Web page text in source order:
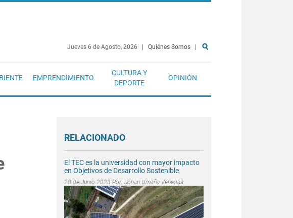
Jueves 6 de Agosto, 2026 Quiénes Somos
EMPRENDIMIENTO
CULTURA Y
DEPORTE
OPINIÓN
RELACIONADO
El TEC es la universidad con mayor impacto
en Objetivos de Desarrollo Sostenible
28 de Junio 2023 Por: Johan Umaña Venegas